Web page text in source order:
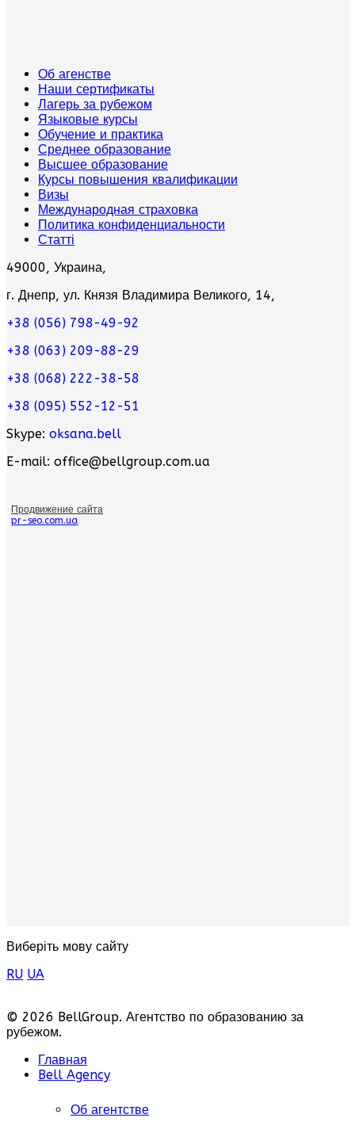
Об агенстве
Наши сертификаты
Лагерь за рубежом
Языковые курсы
Обучение и практика
Среднее образование
Высшее образование
Курсы повышения квалификации
Визы
Международная страховка
Политика конфиденциальности
Статті
49000, Украина,
г. Днепр, ул. Князя Владимира Великого, 14,
+38 (056) 798-49-92
+38 (063) 209-88-29
+38 (068) 222-38-58
+38 (095) 552-12-51
Skype: oksana.bell
E-mail: office@bellgroup.com.ua
Продвижение сайта
pr-seo.com.ua
Виберіть мову сайту
RU UA
© 2026 BellGroup. Агентство по образованию за
рубежом.
Главная
Bell Agency
Об агентстве